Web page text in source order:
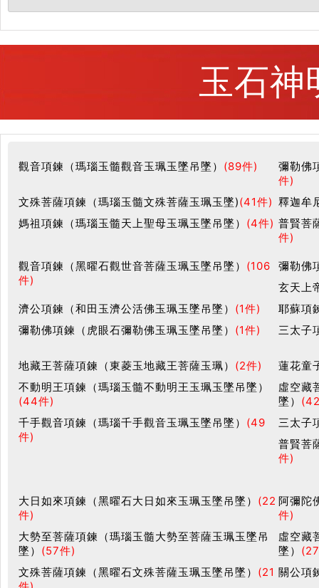
玉石神
觀音項鍊（瑪瑙玉髓觀音玉珮玉墜吊墜） (89件)
彌勒佛
件)
文殊菩薩項鍊（瑪瑙玉髓文殊菩薩玉珮玉墜)(41件) 釋迦牟
媽祖項鍊（瑪瑙玉髓天上聖母玉珮玉墜吊墜） (4件) 普賢菩
件)
觀音項鍊（黑曜石觀世音菩薩玉珮玉墜吊墜） (106
件)
彌勒佛
玄天上
濟公項鍊（和田玉濟公活佛玉珮玉墜吊墜） (1件)
耶蘇項
彌勒佛項鍊（虎眼石彌勒佛玉珮玉墜吊墜） (1件) 三太子
地藏王菩薩項鍊（東菱玉地藏王菩薩玉珮） (2件)
蓮花童
不動明王項鍊（瑪瑙玉髓不動明王玉珮玉墜吊墜）
(44件)
虛空藏
墜）
千手觀音項鍊（瑪瑙千手觀音玉珮玉墜吊墜） (49
件)
三太子
普賢菩
件)
大日如來項鍊（黑曜石大日如來玉珮玉墜吊墜） (22
件)
阿彌陀
件)
大勢至菩薩項鍊（瑪瑙玉髓大勢至菩薩玉珮玉墜吊
墜） (57件)
虛空藏
墜）
文殊菩薩項鍊（黑曜石文殊菩薩玉珮玉墜吊墜） (21 關公項